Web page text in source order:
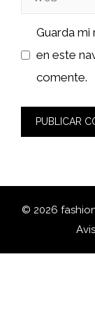
Guarda
en este
comente.
© 2026